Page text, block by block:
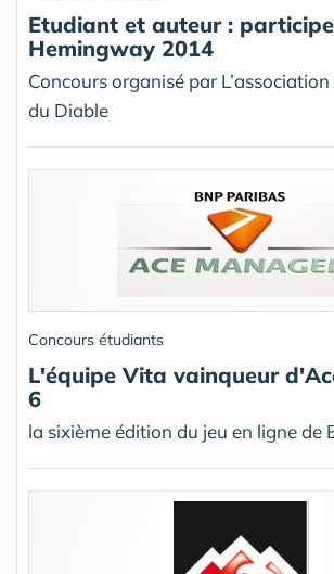
Etudiant et auteur :
Hemingway 2014
Concours organisé par
du Diable
Concours étudiants
L'équipe Vita vainqueur
6
la sixième édition du jeu en ligne de